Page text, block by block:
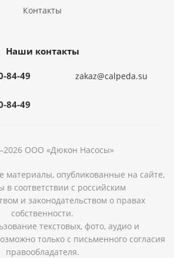
Контакты
Наши контакты
84-49
84-49
zakaz@calpeda.su
ООО «Дюкон Насосы»
материалы, опубликованные на сайте,
соответствии с российским
и законодательством о правах
собственности.
текстовых, фото, аудио и
только с письменного согласия
правообладателя.